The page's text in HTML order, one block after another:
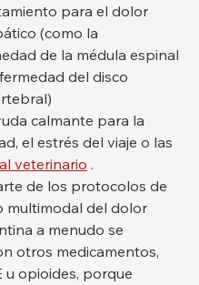
para el dolor
(como la
de la médula espinal
del disco
calmante para la
el estrés del viaje o las
al veterinario .
de los protocolos de
multimodal del dolor
a menudo se
otros medicamentos,
u opioides, porque